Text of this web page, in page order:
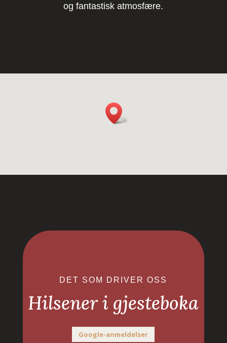
og fantastisk atmosfære.
DET SOM DRIVER OSS
Hilsener i gjesteboka
Google-anmeldelser